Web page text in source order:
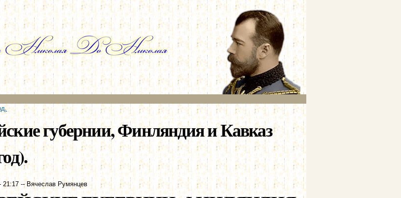
Перейти к
основному
содержанию
губернии, Финляндия и Кавказ
21:17 --Вячеслав Румянцев